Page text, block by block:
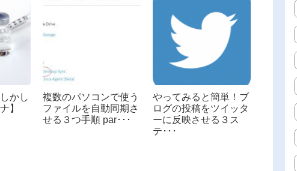
かし
】
複数のパソコンで使う
ファイルを自動同期さ
せる３つ手順 par･･･
やってみると簡単！ブ
ログの投稿をツイッタ
ーに反映させる３ス
テ･･･